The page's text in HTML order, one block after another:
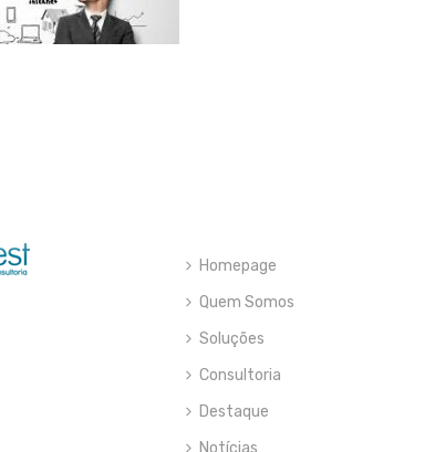
Homepage
Quem Somos
Soluções
Consultoria
Destaque
Notícias